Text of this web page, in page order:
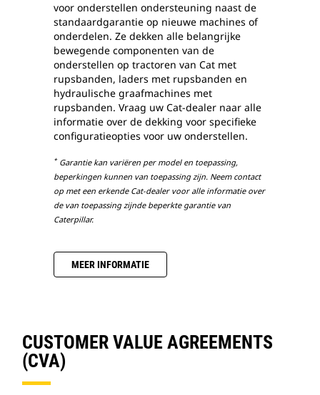
voor onderstellen ondersteuning naast de
standaardgarantie op nieuwe machines of
onderdelen. Ze dekken alle belangrijke
bewegende componenten van de
onderstellen op tractoren van Cat met
rupsbanden, laders met rupsbanden en
hydraulische graafmachines met
rupsbanden. Vraag uw Cat-dealer naar alle
informatie over de dekking voor specifieke
configuratieopties voor uw onderstellen.
*Garantie kan variëren per model en toepassing,
beperkingen kunnen van toepassing zijn. Neem contact
op met een erkende Cat-dealer voor alle informatie over
de van toepassing zijnde beperkte garantie van
Caterpillar.
MEER INFORMATIE
CUSTOMER VALUE AGREEMENTS
(CVA)